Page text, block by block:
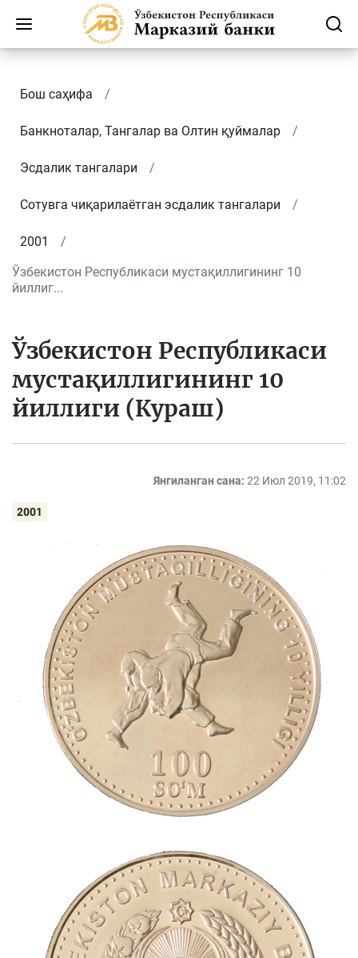
Бош саҳифа
Банкноталар, Тангалар ва Олтин қуймалар
Эсдалик тангалари
Сотувга чиқарилаётган эсдалик тангалари
2001
Ўзбекистон Республикаси мустақиллигининг 10
йиллиг...
Ўзбекистон Республикаси
мустақиллигининг 10
йиллиги (Кураш)
Янгиланган сана: 22 Июл 2019, 11:02
2001